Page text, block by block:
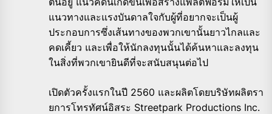
แนวทางและแรงบันดาลใจกับผู้ที่อยากจะเป็นผู้
ประกอบการซึ่งเส้นทางของพวกเขานั้นยาวไกลและ
คดเคี้ยว และเพื่อให้นักลงทุนนั้นได้ค้นหาและลงทุน
ในสิ่งที่พวกเขายินดีที่จะสนับสนุนต่อไป
เปิดตัวครั้งแรกในปี 2560 และผลิตโดยบริษัทผลิตรา
ยการโทรทัศน์อิสระ Streetpark Productions Inc.